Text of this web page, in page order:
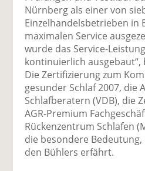
Nürnberg als einer von
Einzelhandelsbetrieben in
maximalen Service
wurde das Service-
kontinuierlich
Die Zertifizierung zum
gesunder Schlaf 2007, die
Schlafberatern (VDB), die
AGR-Premium
Rückenzentrum Schlafen
die besondere Bedeutung,
den Bühlers erfährt.